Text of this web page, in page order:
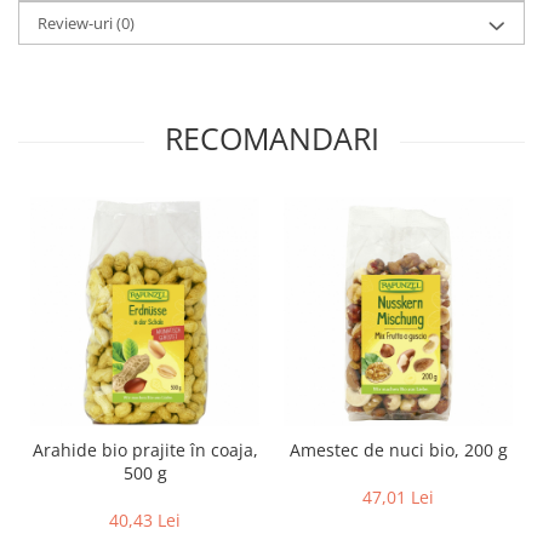
Ketchup bio
Lapte bio si bauturi vegetale
Superalimente
Pudre proteice bio
Superalimente bio
Uleiuri, grasimi si otet
Grasimi bio
Ulei de masline bio
Uleiuri esentiale alimentare bio
Uleiuri Oxyguard
Review-uri(0)
RECOMANDARI
Arahide bio prajite în coaja,
500 g
40,43 Lei
Amestec de nuci bio, 200 g
47,01 Lei